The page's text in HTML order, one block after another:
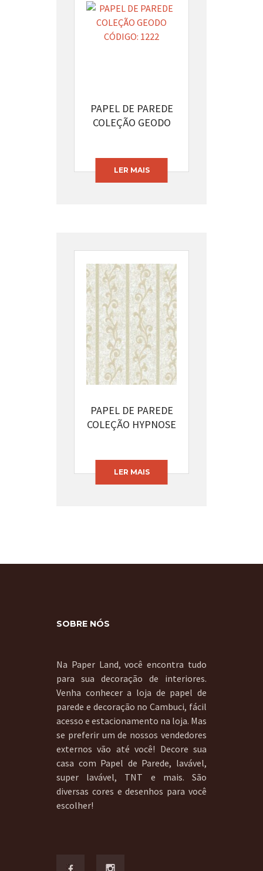
PAPEL DE PAREDE
COLEÇÃO GEODO
LER MAIS
PAPEL DE PAREDE
COLEÇÃO HYPNOSE
LER MAIS
SOBRE NÓS
Na Paper Land, você encontra tudo
para sua decoração de interiores.
Venha conhecer a loja de papel de
parede e decoração no Cambuci, fácil
acesso e estacionamento na loja. Mas
se preferir um de nossos vendedores
externos vão até você! Decore sua
casa com Papel de Parede, lavável,
super lavável, TNT e mais. São
diversas cores e desenhos para você
escolher!